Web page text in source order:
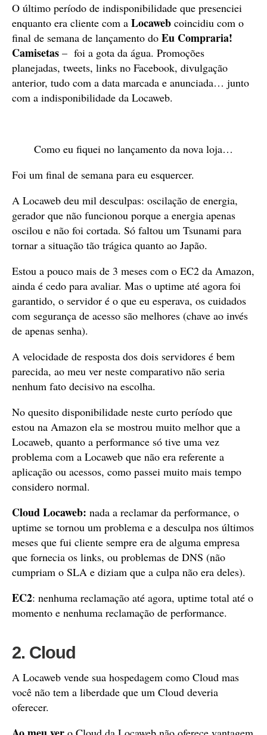
O último período de indisponibilidade que presenciei
enquanto era cliente com a Locaweb coincidiu com o
final de semana de lançamento do Eu Compraria!
Camisetas – foi a gota da água. Promoções
planejadas, tweets, links no Facebook, divulgação
anterior, tudo com a data marcada e anunciada… junto
com a indisponibilidade da Locaweb.
Como eu fiquei no lançamento da nova loja…
Foi um final de semana para eu esquercer.
A Locaweb deu mil desculpas: oscilação de energia,
gerador que não funcionou porque a energia apenas
oscilou e não foi cortada. Só faltou um Tsunami para
tornar a situação tão trágica quanto ao Japão.
Estou a pouco mais de 3 meses com o EC2 da Amazon,
ainda é cedo para avaliar. Mas o uptime até agora foi
garantido, o servidor é o que eu esperava, os cuidados
com segurança de acesso são melhores (chave ao invés
de apenas senha).
A velocidade de resposta dos dois servidores é bem
parecida, ao meu ver neste comparativo não seria
nenhum fato decisivo na escolha.
No quesito disponibilidade neste curto período que
estou na Amazon ela se mostrou muito melhor que a
Locaweb, quanto a performance só tive uma vez
problema com a Locaweb que não era referente a
aplicação ou acessos, como passei muito mais tempo
considero normal.
Cloud Locaweb: nada a reclamar da performance, o
uptime se tornou um problema e a desculpa nos últimos
meses que fui cliente sempre era de alguma empresa
que fornecia os links, ou problemas de DNS (não
cumpriam o SLA e diziam que a culpa não era deles).
EC2: nenhuma reclamação até agora, uptime total até o
momento e nenhuma reclamação de performance.
2. Cloud
A Locaweb vende sua hospedagem como Cloud mas
você não tem a liberdade que um Cloud deveria
oferecer.